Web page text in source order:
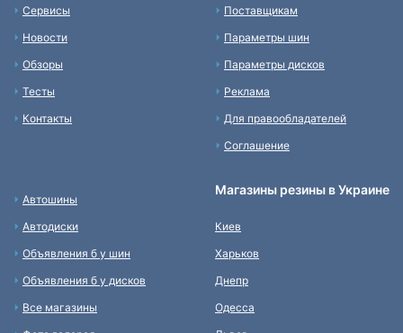
Сервисы
Новости
Обзоры
Тесты
Контакты
Поставщикам
Параметры шин
Параметры дисков
Реклама
Для правообладателей
Соглашение
Автошины
Автодиски
Объявления б у шин
Объявления б у дисков
Все магазины
Магазины резины в Украине
Киев
Харьков
Днепр
Одесса